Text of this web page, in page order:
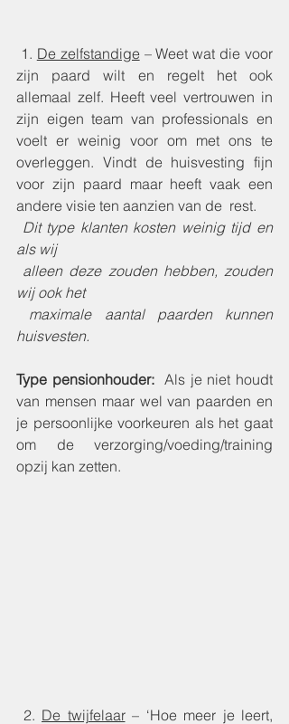
1. De zelfstandige – Weet wat die voor
zijn paard wilt en regelt het ook
allemaal zelf. Heeft veel vertrouwen in
zijn eigen team van professionals en
voelt er weinig voor om met ons te
overleggen. Vindt de huisvesting fijn
voor zijn paard maar heeft vaak een
andere visie ten aanzien van de  rest.
Dit type klanten kosten weinig tijd en
als wij
wij ook het
huisvesten.
Type pensionhouder: Als je niet houdt
van mensen maar wel van paarden en
je persoonlijke voorkeuren als het gaat
om de verzorging/voeding/training
opzij kan zetten.
2. De twijfelaar – ‘Hoe meer je leert,